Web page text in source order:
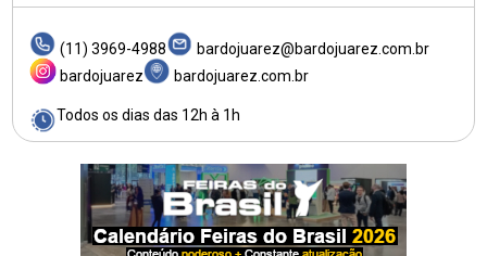
(11) 3969-4988
bardojuarez@bardojuarez.com.br
bardojuarez
bardojuarez.com.br
Todos os dias das 12h à 1h